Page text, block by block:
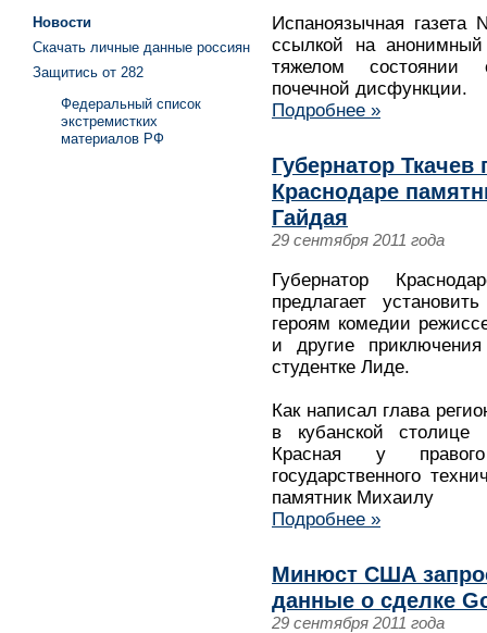
Испаноязычная газета
ссылкой на
тяжелом состоянии
почечной дисфункции.
Подробнее »
Губернатор Ткачев
Краснодаре
Гайдая
29 сентября 2011 года
Губернатор
предлагает
героям комедии
и другие
студентке Лиде.
Как написал глава
в кубанской
Красная у
государственного
памятник Михаилу
Подробнее »
Минюст США
данные о сделке
29 сентября 2011 года
Новости
Скачать личные данные россиян
Защитись от 282
Федеральный список
экстремистких
материалов РФ